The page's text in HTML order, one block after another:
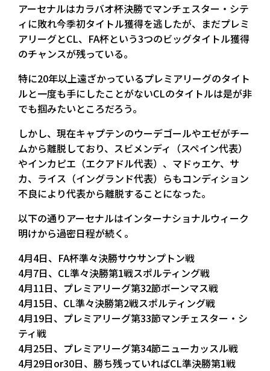
アーセナルはカラバオ杯決勝でマンチェスター・シテ
ィに敗れ今季初タイトル獲得を逃したが、まだプレミ
アリーグとCL、FA杯という3つのビッグタイトル獲得
のチャンスが残っている。
特に20年以上遠ざかっているプレミアリーグのタイト
ルと一度も手にしたことがないCLのタイトルは是が非
でも掴みたいところだろう。
しかし、現在キャプテンのウーデゴールやエゼがチー
ムから離脱しており、スビメンディ（スペイン代表）
やインカピエ（エクアドル代表）、マドゥエケ、サ
カ、ライス（イングランド代表）らもコンディション
不良により代表から離脱することになった。
以下の通りアーセナルはインターナショナルウィーク
明けから過密日程が続く。
4月4日、FA杯準々決勝サウサンプトン戦
4月7日、CL準々決勝第1戦スポルティング戦
4月11日、プレミアリーグ第32節ボーンマス戦
4月15日、CL準々決勝第2戦スポルティング戦
4月19日、プレミアリーグ第33節マンチェスター・シ
ティ戦
4月25日、プレミアリーグ第34節ニューカッスル戦
4月29日or30日、勝ち残っていればCL準決勝第1戦